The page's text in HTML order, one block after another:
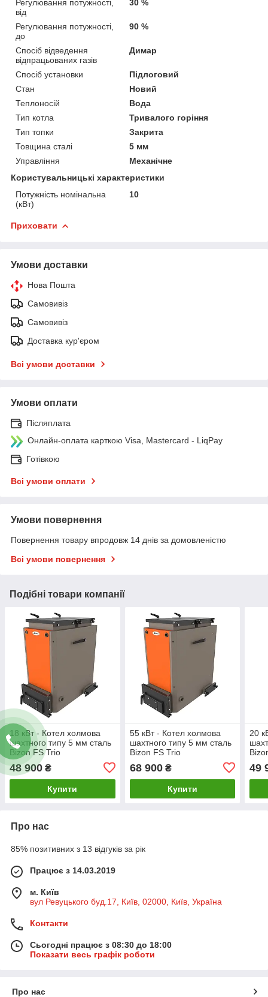
Регулювання потужності,
від
30 %
Регулювання потужності,
до
90 %
Спосіб відведення
відпрацьованих газів
Димар
Спосіб установки
Підлоговий
Стан
Новий
Теплоносій
Вода
Тип котла
Тривалого горіння
Тип топки
Закрита
Товщина сталі
5 мм
Управління
Механічне
Користувальницькі характеристики
Потужність номінальна
(кВт)
10
Приховати
Умови доставки
Нова Пошта
Самовивіз
Самовивіз
Доставка кур'єром
Всі умови доставки
Умови оплати
Післяплата
Онлайн-оплата карткою Visa, Mastercard - LiqPay
Готівкою
Всі умови оплати
Умови повернення
Повернення товару впродовж 14 днів за домовленістю
Всі умови повернення
Подібні товари компанії
18 кВт - Котел холмова
шахтного типу 5 мм сталь
Bizon FS Trio
48 900 ₴
Купити
55 кВт - Котел холмова
шахтного типу 5 мм сталь
Bizon FS Trio
68 900₴
Купити
20
49
Про нас
85% позитивних з 13 відгуків за рік
Працює з 14.03.2019
м. Київ
вул Ревуцького буд.17, Київ, 02000, Київ, Україна
Контакти
Сьогодні працює з 08:30 до 18:00
Показати весь графік роботи
Про нас